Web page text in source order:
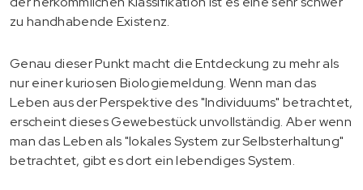
zu handhabende Existenz.
Genau dieser Punkt macht die Entdeckung zu mehr als
nur einer kuriosen Biologiemeldung. Wenn man das
Leben aus der Perspektive des "Individuums" betrachtet,
erscheint dieses Gewebestück unvollständig. Aber wenn
man das Leben als "lokales System zur Selbsterhaltung"
betrachtet, gibt es dort ein lebendiges System.